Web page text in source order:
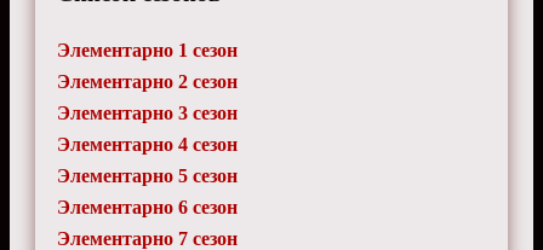
Элементарно 1 сезон
Элементарно 2 сезон
Элементарно 3 сезон
Элементарно 4 сезон
Элементарно 5 сезон
Элементарно 6 сезон
Элементарно 7 сезон